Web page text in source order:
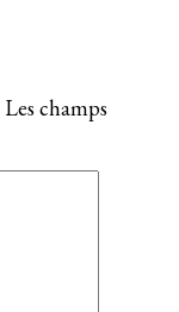
Les champs